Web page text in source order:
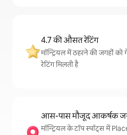
4.7 की औसत रेटिंग
मॉन्ट्रियल में ठहरने की जगहों
रेटिंग मिलती है
आस-पास मौजूद आकर्षक
मॉन्ट्रियल के टॉप स्पॉट्स में